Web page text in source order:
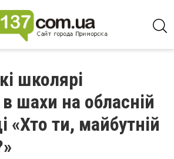
школярі
шахи на обласній
«Хто ти, майбутній